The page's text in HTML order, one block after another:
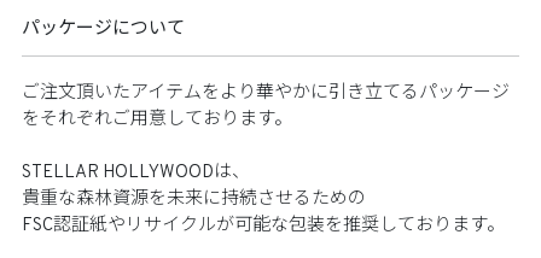
パッケージについて
ご注文頂いたアイテムをより華やかに引き立てるパッケージ
をそれぞれご用意しております。
STELLAR HOLLYWOODは、
貴重な森林資源を未来に持続させるための
FSC認証紙やリサイクルが可能な包装を推奨しております。